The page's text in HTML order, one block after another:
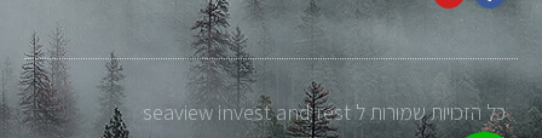
כל הזכויות שמורות ל seaview invest and rest